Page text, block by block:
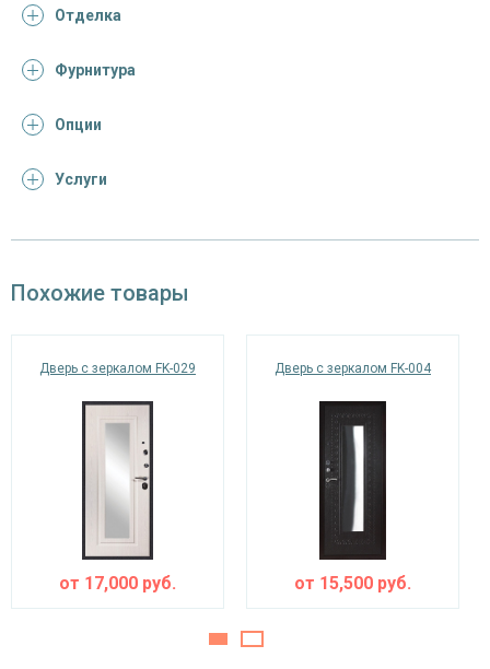
Притворная
Ребра жесткости
вставкой (цвет и фрезеровка на выбор)
Запирающие устройства и фурнитура
«Мосрентген» сейфового типа с нажимной
цилиндровый «Страж» с нажимной ручкой, 4-
х ригельный, 4-х оборотный, личинный ключ
наблюдения
Петли ⌀22 мм (2 шт.)
Отделка
Фурнитура
Опции
Услуги
Похожие товары
Дверь с зеркалом FK-029
от 17,000 руб.
Дверь с зеркалом FK-004
от 15,500 руб.